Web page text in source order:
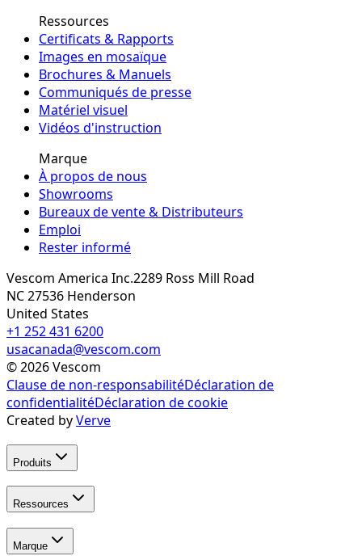
Ressources
Certificats & Rapports
Images en mosaïque
Brochures & Manuels
Communiqués de presse
Matériel visuel
Vidéos d'instruction
Marque
À propos de nous
Showrooms
Bureaux de vente & Distributeurs
Emploi
Rester informé
Vescom America Inc.2289 Ross Mill Road
NC 27536 Henderson
United States
+1 252 431 6200
usacanada@vescom.com
©2026Vescom
Clause de non-responsabilitéDéclaration de
confidentialitéDéclaration de cookie
Created byVerve
Produits
Ressources
Marque